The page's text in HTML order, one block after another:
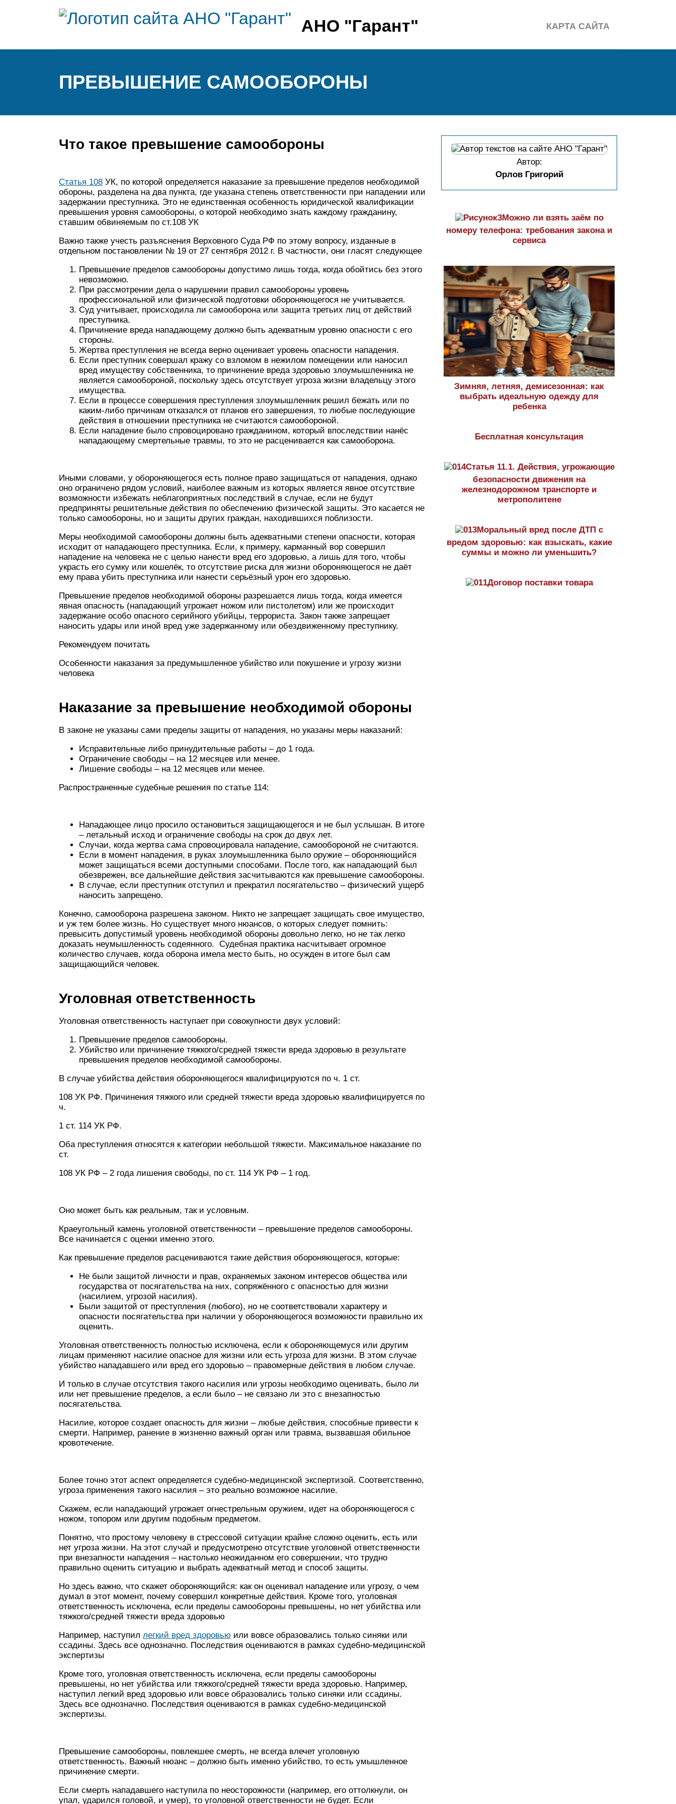
АНО "Гарант" КАРТА САЙТА
ПРЕВЫШЕНИЕ САМООБОРОНЫ
Что такое превышение самообороны
Статья 108 УК, по которой определяется наказание за превышение пределов необходимой
обороны, разделена на два пункта, где указана степень ответственности при нападении или
задержании преступника. Это не единственная особенность юридической квалификации
превышения уровня самообороны, о которой необходимо знать каждому гражданину,
ставшим обвиняемым по ст.108 УК
Важно также учесть разъяснения Верховного Суда РФ по этому вопросу, изданные в
отдельном постановлении № 19 от 27 сентября 2012 г. В частности, они гласят следующее
Превышение пределов самообороны допустимо лишь тогда, когда обойтись без этого
невозможно.
При рассмотрении дела о нарушении правил самообороны уровень
профессиональной или физической подготовки обороняющегося не учитывается.
Суд учитывает, происходила ли самооборона или защита третьих лиц от действий
преступника.
Причинение вреда нападающему должно быть адекватным уровню опасности с его
стороны.
Жертва преступления не всегда верно оценивает уровень опасности нападения.
Если преступник совершал кражу со взломом в нежилом помещении или наносил
вред имуществу собственника, то причинение вреда здоровью злоумышленника не
является самообороной, поскольку здесь отсутствует угроза жизни владельцу этого
имущества.
Если в процессе совершения преступления злоумышленник решил бежать или по
каким-либо причинам отказался от планов его завершения, то любые последующие
действия в отношении преступника не считаются самообороной.
Если нападение было спровоцировано гражданином, который впоследствии нанёс
нападающему смертельные травмы, то это не расценивается как самооборона.
Иными словами, у обороняющегося есть полное право защищаться от нападения, однако
оно ограничено рядом условий, наиболее важным из которых является явное отсутствие
возможности избежать неблагоприятных последствий в случае, если не будут
предприняты решительные действия по обеспечению физической защиты. Это касается не
только самообороны, но и защиты других граждан, находившихся поблизости.
Меры необходимой самообороны должны быть адекватными степени опасности, которая
исходит от нападающего преступника. Если, к примеру, карманный вор совершил
нападение на человека не с целью нанести вред его здоровью, а лишь для того, чтобы
украсть его сумку или кошелёк, то отсутствие риска для жизни обороняющегося не даёт
ему права убить преступника или нанести серьёзный урон его здоровью.
Превышение пределов необходимой обороны разрешается лишь тогда, когда имеется
явная опасность (нападающий угрожает ножом или пистолетом) или же происходит
задержание особо опасного серийного убийцы, террориста. Закон также запрещает
наносить удары или иной вред уже задержанному или обездвиженному преступнику.
Рекомендуем почитать
Особенности наказания за предумышленное убийство или покушение и угрозу жизни
человека
Наказание за превышение необходимой обороны
В законе не указаны сами пределы защиты от нападения, но указаны меры наказаний:
Исправительные либо принудительные работы – до 1 года.
Ограничение свободы – на 12 месяцев или менее.
Лишение свободы – на 12 месяцев или менее.
Распространенные судебные решения по статье 114:
Нападающее лицо просило остановиться защищающегося и не был услышан. В итоге
– летальный исход и ограничение свободы на срок до двух лет.
Случаи, когда жертва сама спровоцировала нападение, самообороной не считаются.
Если в момент нападения, в руках злоумышленника было оружие – обороняющийся
может защищаться всеми доступными способами. После того, как нападающий был
обезврежен, все дальнейшие действия засчитываются как превышение самообороны.
В случае, если преступник отступил и прекратил посягательство – физический ущерб
наносить запрещено.
Конечно, самооборона разрешена законом. Никто не запрещает защищать свое имущество,
и уж тем более жизнь. Но существует много нюансов, о которых следует помнить:
превысить допустимый уровень необходимой обороны довольно легко, но не так легко
доказать неумышленность содеянного. Судебная практика насчитывает огромное
количество случаев, когда оборона имела место быть, но осужден в итоге был сам
защищающийся человек.
Уголовная ответственность
Уголовная ответственность наступает при совокупности двух условий:
Превышение пределов самообороны.
Убийство или причинение тяжкого/средней тяжести вреда здоровью в результате
превышения пределов необходимой самообороны.
В случае убийства действия обороняющегося квалифицируются по ч. 1 ст.
108 УК РФ. Причинения тяжкого или средней тяжести вреда здоровью квалифицируется по
ч.
1 ст. 114 УК РФ.
Оба преступления относятся к категории небольшой тяжести. Максимальное наказание по
ст.
108 УК РФ – 2 года лишения свободы, по ст. 114 УК РФ – 1 год.
Оно может быть как реальным, так и условным.
Краеугольный камень уголовной ответственности – превышение пределов самообороны.
Все начинается с оценки именно этого.
Как превышение пределов расцениваются такие действия обороняющегося, которые:
Не были защитой личности и прав, охраняемых законом интересов общества или
государства от посягательства на них, сопряжённого с опасностью для жизни
(насилием, угрозой насилия).
Были защитой от преступления (любого), но не соответствовали характеру и
опасности посягательства при наличии у обороняющегося возможности правильно их
оценить.
Уголовная ответственность полностью исключена, если к обороняющемуся или другим
лицам применяют насилие опасное для жизни или есть угроза для жизни. В этом случае
убийство нападавшего или вред его здоровью – правомерные действия в любом случае.
И только в случае отсутствия такого насилия или угрозы необходимо оценивать, было ли
или нет превышение пределов, а если было – не связано ли это с внезапностью
посягательства.
Насилие, которое создает опасность для жизни – любые действия, способные привести к
смерти. Например, ранение в жизненно важный орган или травма, вызвавшая обильное
кровотечение.
Более точно этот аспект определяется судебно-медицинской экспертизой. Соответственно,
угроза применения такого насилия – это реально возможное насилие.
Скажем, если нападающий угрожает огнестрельным оружием, идет на обороняющегося с
ножом, топором или другим подобным предметом.
Понятно, что простому человеку в стрессовой ситуации крайне сложно оценить, есть или
нет угроза жизни. На этот случай и предусмотрено отсутствие уголовной ответственности
при внезапности нападения – настолько неожиданном его совершении, что трудно
правильно оценить ситуацию и выбрать адекватный метод и способ защиты.
Но здесь важно, что скажет обороняющийся: как он оценивал нападение или угрозу, о чем
думал в этот момент, почему совершил конкретные действия. Кроме того, уголовная
ответственность исключена, если пределы самообороны превышены, но нет убийства или
тяжкого/средней тяжести вреда здоровью
Например, наступил легкий вред здоровью или вовсе образовались только синяки или
ссадины. Здесь все однозначно. Последствия оцениваются в рамках судебно-медицинской
экспертизы
Кроме того, уголовная ответственность исключена, если пределы самообороны
превышены, но нет убийства или тяжкого/средней тяжести вреда здоровью. Например,
наступил легкий вред здоровью или вовсе образовались только синяки или ссадины.
Здесь все однозначно. Последствия оцениваются в рамках судебно-медицинской
экспертизы.
Превышение самообороны, повлекшее смерть, не всегда влечет уголовную
ответственность. Важный нюанс – должно быть именно убийство, то есть умышленное
причинение смерти.
Если смерть нападавшего наступила по неосторожности (например, его оттолкнули, он
упал, ударился головой, и умер), то уголовной ответственности не будет. Если
Автор:
Орлов Григорий
Можно ли взять заём по
номеру телефона: требования закона и
сервиса
Зимняя, летняя, демисезонная: как
выбрать идеальную одежду для
ребенка
Бесплатная консультация
Статья 11.1. Действия, угрожающие
безопасности движения на
железнодорожном транспорте и
метрополитене
Моральный вред после ДТП с
вредом здоровью: как взыскать, какие
суммы и можно ли уменьшить?
Договор поставки товара